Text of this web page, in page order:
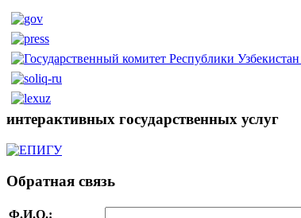
интерактивных государственных услуг
Обратная связь
Ф.И.О.: